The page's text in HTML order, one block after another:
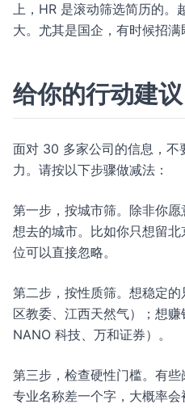
上，HR 是滚动筛选简历的。
大。尤其是国企，有时候招满
给你的行动建议
面对 30 多家公司的信息，不
力。请按以下步骤做减法：
第一步，按城市筛。除非你
想去的城市。比如你只想留
位可以直接忽略。
第二步，按性质筛。想稳定
区教委、江西天然气）；想
NANO 科技、万和证券）。
第三步，检查硬性门槛。有
专业名称差一个字，大概率